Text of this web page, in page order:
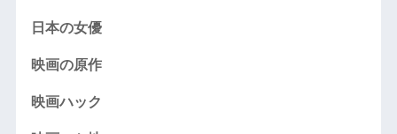
日本の女優
映画の原作
映画ハック